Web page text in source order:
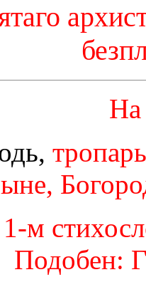
На
м
Подобен: Г